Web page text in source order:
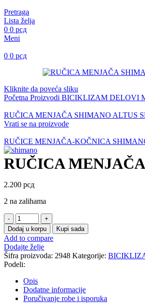
Pretraga
Lista želja
0 0 рсд
Meni
0 0 рсд
Kliknite da poveća sliku
Početna Proizvodi BICIKLIZAM DELOVI
RUČICA MENJAČA SHIMANO ALTUS
Vrati se na proizvode
RUČICE MENJAČA-KOČNICA
RUČICA
2.200 рсд
2 na zalihama
RUČICA
MENJAČA
SHIMANO
ALTUS
SL-
M315-
8R
8
BRZINA
količina
Dodaj u korpu Kupi sada
Add to compare
Dodajte želje
Šifra proizvoda: 2948 Kategorije:
Podeli:
Opis
Dodatne informacije
Poručivanje robe i isporuka